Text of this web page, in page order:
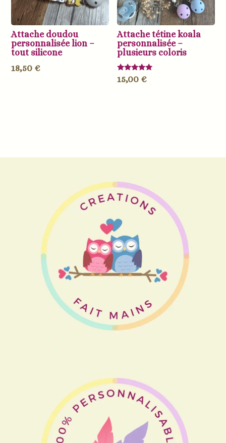
Attache doudou
personnalisée lion –
tout silicone
18,50 €
Attache tétine koala
personnalisée –
plusieurs coloris
Note
5.00
15,00 €